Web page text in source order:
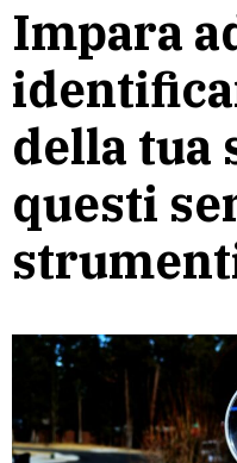
Impara
della tua
questi